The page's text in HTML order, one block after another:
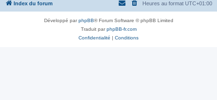
Index du forum Heures au format UTC+01:00
Développé parphpBB® Forum Software © phpBB Limited
Traduit parphpBB-fr.com
Confidentialité | Conditions